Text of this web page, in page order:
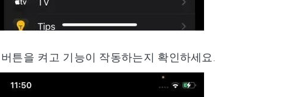
튼을 켜고 기능이 작동하는지 확인하세요.